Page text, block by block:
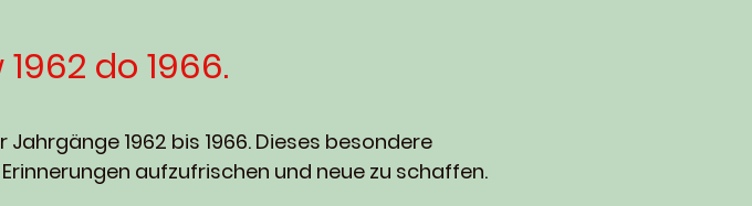
do 1966.
1962 bis 1966. Dieses besondere
aufzufrischen und neue zu schaffen.